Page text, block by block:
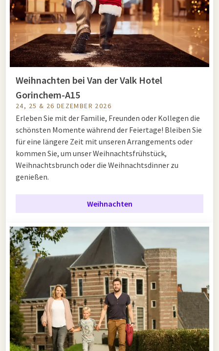
Weihnachten bei Van der Valk Hotel
Gorinchem-A15
24, 25 & 26 DEZEMBER 2026
Erleben Sie mit der Familie, Freunden oder Kollegen die
schönsten Momente während der Feiertage! Bleiben Sie
für eine längere Zeit mit unseren Arrangements oder
kommen Sie, um unser Weihnachtsfrühstück,
Weihnachtsbrunch oder die Weihnachtsdinner zu
genießen.
Weihnachten